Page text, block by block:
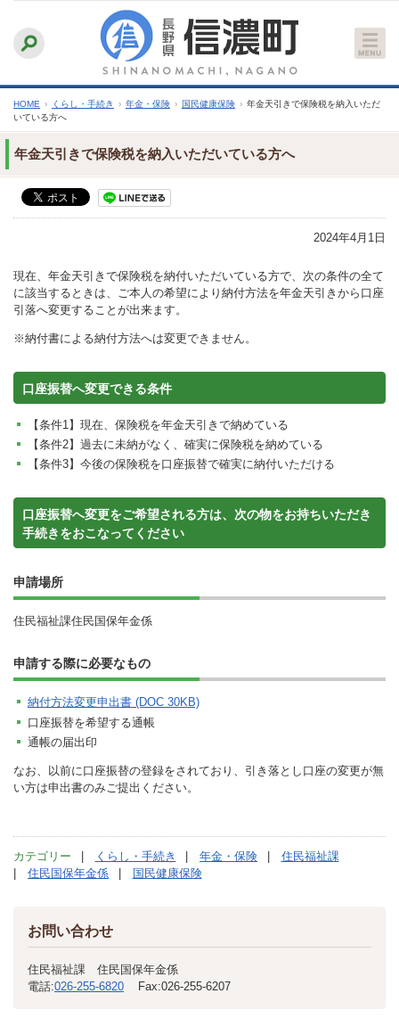
文
へ
ふりがなをつける
文字サイズ
縮小 標準 拡大
HOME › くらし・手続き › 年金・保険 › 国民健康保険 › 年金天引きで保険税を納入いただ
いている方へ
年金天引きで保険税を納入いただいている方へ
2024年4月1日
現在、年金天引きで保険税を納付いただいている方で、次の条件の全て
に該当するときは、ご本人の希望により納付方法を年金天引きから口座
引落へ変更することが出来ます。
※納付書による納付方法へは変更できません。
口座振替へ変更できる条件
【条件1】現在、保険税を年金天引きで納めている
【条件2】過去に未納がなく、確実に保険税を納めている
【条件3】今後の保険税を口座振替で確実に納付いただける
口座振替へ変更をご希望される方は、次の物をお持ちいただき
手続きをおこなってください
申請場所
住民福祉課住民国保年金係
申請する際に必要なもの
納付方法変更申出書 (DOC 30KB)
口座振替を希望する通帳
通帳の届出印
なお、以前に口座振替の登録をされており、引き落とし口座の変更が無
い方は申出書のみご提出ください。
カテゴリー くらし・手続き 年金・保険
住民福祉課
住民国保年金係
国民健康保険
お問い合わせ
住民福祉課 住民国保年金係
電話:026-255-6820 Fax:026-255-6207